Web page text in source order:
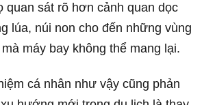
quan sát rõ hơn cảnh quan dọc
lúa, núi non cho đến những vùng
máy bay không thể mang lại.
cá nhân như vậy cũng phản